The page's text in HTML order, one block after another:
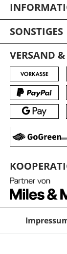
SONSTIGES
VERSAND